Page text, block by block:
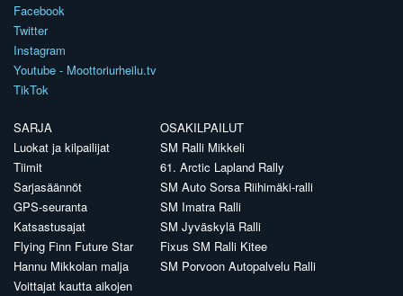
Facebook
Twitter
Instagram
Youtube - Moottoriurheilu.tv
TikTok
SARJA
Luokat ja kilpailijat
Tiimit
Sarjasäännöt
GPS-seuranta
Katsastusajat
Flying Finn Future Star
Hannu Mikkolan malja
Voittajat kautta aikojen
OSAKILPAILUT
SM Ralli Mikkeli
61. Arctic Lapland Rally
SM Auto Sorsa Riihimäki-ralli
SM Imatra Ralli
SM Jyväskylä Ralli
Fixus SM Ralli Kitee
SM Porvoon Autopalvelu Ralli